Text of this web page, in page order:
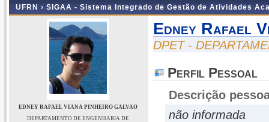
UFRN › SIGAA - Sistema Integrado de Gestão de Atividades
EDNEY RAFAEL VIANA PINHEIRO GALVAO
DEPARTAMENTO DE ENGENHARIA DE
Edney Rafael
DPET -
Perfil Pessoal
Descrição
não informada